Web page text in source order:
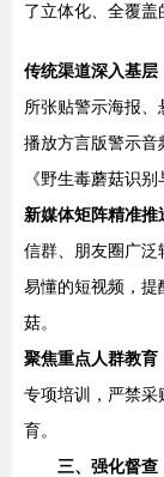
了立体化、全覆盖
传统渠道深入基层
所张贴警示海报、
播放方言版警示音
《野生毒蘑菇识别
新媒体矩阵精准推
信群、朋友圈广泛
易懂的短视频，提
菇。
聚焦重点人群教育
专项培训，严禁采
育。
三、强化督查